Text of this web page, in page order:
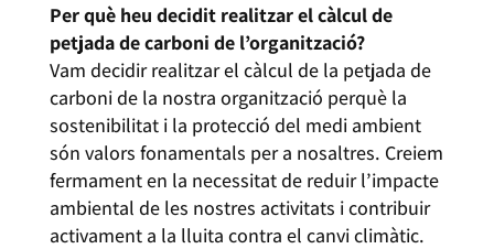
Per què heu decidit realitzar el càlcul de
petjada de carboni de l’organització?
Vam decidir realitzar el càlcul de la petjada de
carboni de la nostra organització perquè la
sostenibilitat i la protecció del medi ambient
són valors fonamentals per a nosaltres. Creiem
fermament en la necessitat de reduir l’impacte
ambiental de les nostres activitats i contribuir
activament a la lluita contra el canvi climàtic.